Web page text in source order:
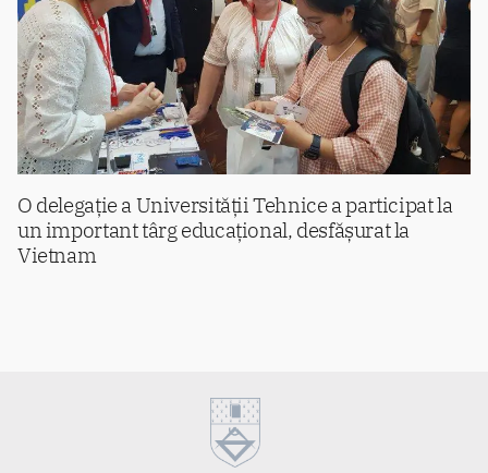
O delegație a Universității Tehnice a participat la
un important târg educațional, desfășurat la
Vietnam